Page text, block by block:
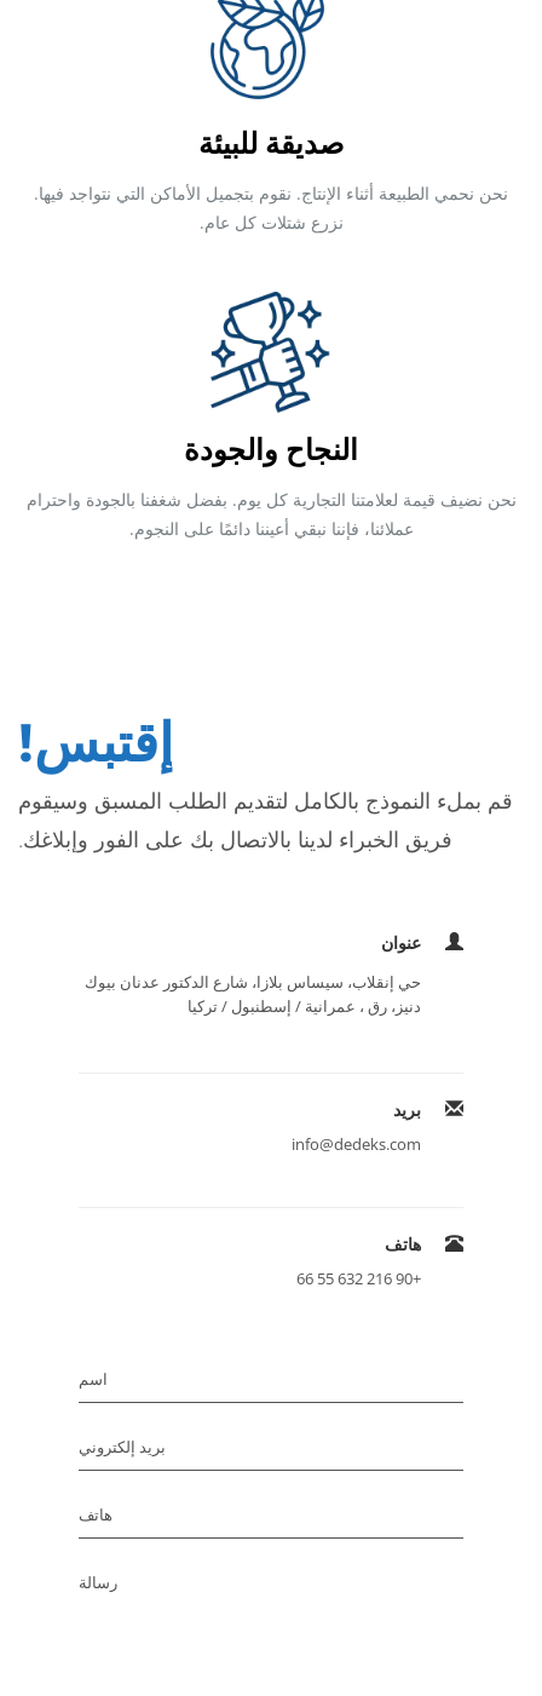
صديقة للبيئة
نحن نحمي الطبيعة أثناء الإنتاج. نقوم بتجميل الأماكن التي نتواجد فيها.
نزرع شتلات كل عام.
النجاح والجودة
نحن نضيف قيمة لعلامتنا التجارية كل يوم. بفضل شغفنا بالجودة واحترام
عملائنا، فإننا نبقي أعيننا دائمًا على النجوم.
إقتبس!
قم بملء النموذج بالكامل لتقديم الطلب المسبق وسيقوم
فريق الخبراء لدينا بالاتصال بك على الفور وإبلاغك.
عنوان
حي إنقلاب، سيساس بلازا، شارع الدكتور عدنان بيوك
دنيز، رق ، عمرانية / إسطنبول / تركيا
بريد
info@dedeks.com
هاتف
+90 216 632 55 66
اسم
بريد إلكتروني
هاتف
رسالة